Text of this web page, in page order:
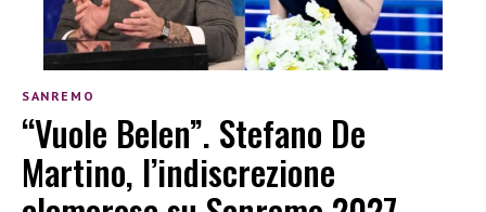
SANREMO
“Vuole Belen”. Stefano De
Martino, l’indiscrezione